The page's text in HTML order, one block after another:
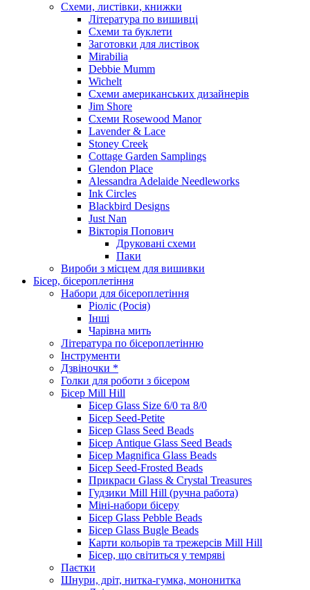
Схеми, листівки, книжки
Література по вишивці
Схеми та буклети
Заготовки для листівок
Mirabilia
Debbie Mumm
Wichelt
Схеми американських дизайнерів
Jim Shore
Cхеми Rosewood Manor
Lavender & Lace
Stoney Creek
Cottage Garden Samplings
Glendon Place
Alessandra Adelaide Needleworks
Ink Circles
Blackbird Designs
Just Nan
Вікторія Попович
Друковані схеми
Паки
Вироби з місцем для вишивки
Бісер, бісероплетіння
Набори для бісероплетіння
Ріоліс (Росія)
Інші
Чарівна мить
Література по бісероплетінню
Інструменти
Дзвіночки *
Голки для роботи з бісером
Бісер Mill Hill
Бісер Glass Size 6/0 та 8/0
Бісер Seed-Petite
Бісер Glass Seed Beads
Бісер Antique Glass Seed Beads
Бісер Magnifica Glass Beads
Бісер Seed-Frosted Beads
Прикраси Glass & Crystal Treasures
Гудзики Mill Hill (ручна работа)
Міні-набори бісеру
Бісер Glass Pebble Beads
Бісер Glass Bugle Beads
Карти кольорів та трежерсів Mill Hill
Бісер, що світиться у темряві
Паєтки
Шнури, дріт, нитка-гумка, мононитка